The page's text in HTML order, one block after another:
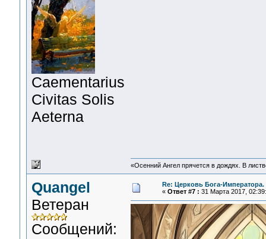
Сaementarius
Civitas Solis
Aeterna
«Осенний Ангел прячется в дождях. В
Quangel
Ветеран
Сообщений:
Re: Церковь Бога-Императора.
« Ответ #7 : 31 Марта 2017,